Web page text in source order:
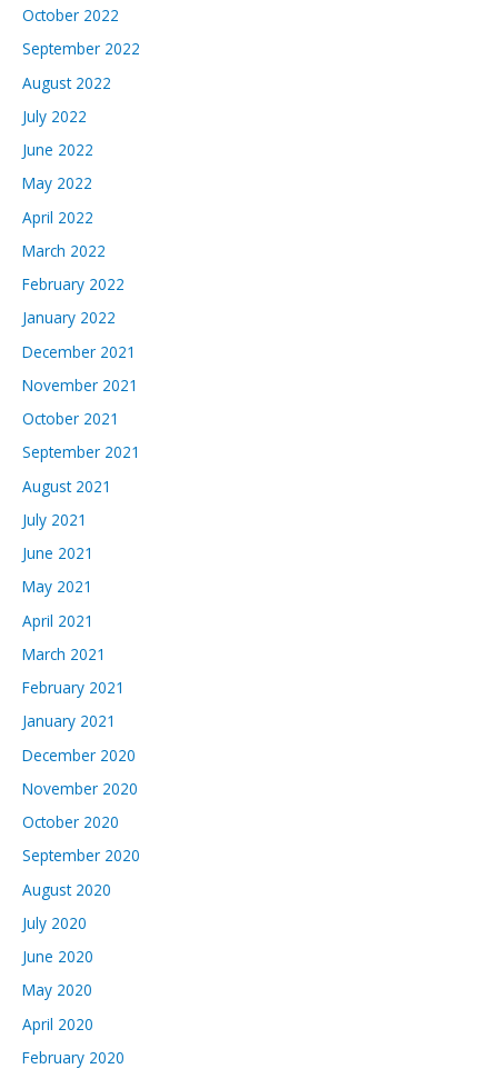
October 2022
September 2022
August 2022
July 2022
June 2022
May 2022
April 2022
March 2022
February 2022
January 2022
December 2021
November 2021
October 2021
September 2021
August 2021
July 2021
June 2021
May 2021
April 2021
March 2021
February 2021
January 2021
December 2020
November 2020
October 2020
September 2020
August 2020
July 2020
June 2020
May 2020
April 2020
February 2020